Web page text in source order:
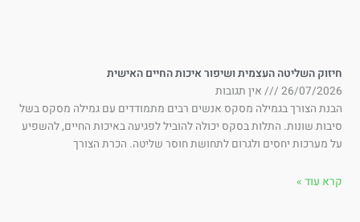
השליטה העצמית ושיפור איכות החיים האישית
26/07/
אין תגובות
הצורך בגמילה מסקס אנשים רבים מתמודדים עם גמילה מסקס בשל
שונות. התלות בסקס יכולה להוביל לפגיעה באיכות החיים, להשפיע
מערכות יחסים ולגרום לתחושת חוסר שליטה. הכרת הצורך
עוד »